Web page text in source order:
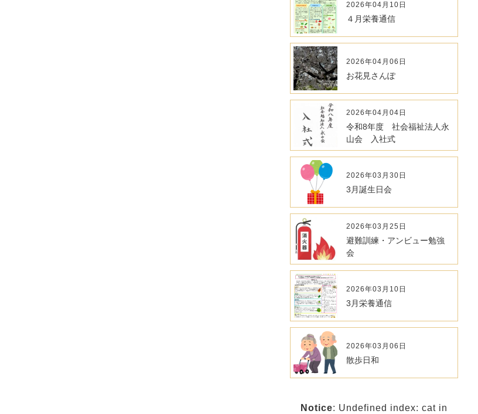
2026年04月10日
４月栄養通信
2026年04月06日
お花見さんぽ
2026年04月04日
令和8年度 社会福祉法人永
山会 入社式
2026年03月30日
3月誕生日会
2026年03月25日
避難訓練・アンビュー勉強
会
2026年03月10日
3月栄養通信
2026年03月06日
散歩日和
Notice: Undefined index: cat in